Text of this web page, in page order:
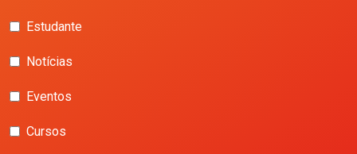
Estudante
Notícias
Eventos
Cursos